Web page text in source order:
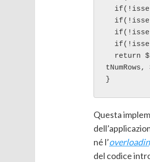
}
Questa
né l’
del codice